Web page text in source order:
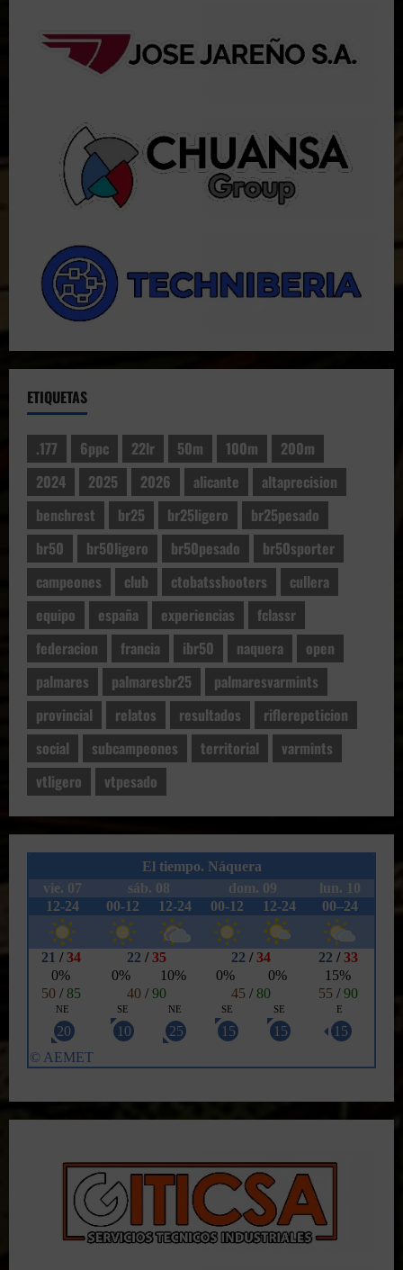
ETIQUETAS
.177 6ppc 22lr 50m 100m
200m
2024
2025 2026 alicante
altaprecision
benchrest
br25 br25ligero
br25pesado
br50
br50ligero br50pesado
br50sporter
campeones
club ctobatsshooters
cullera
equipo
españa experiencias
fclassr
federacion
francia ibr50 naquera
open
palmares
palmaresbr25
palmaresvarmints
provincial
relatos resultados
riflerepeticion
social
subcampeones territorial
varmints
vtligero
vtpesado